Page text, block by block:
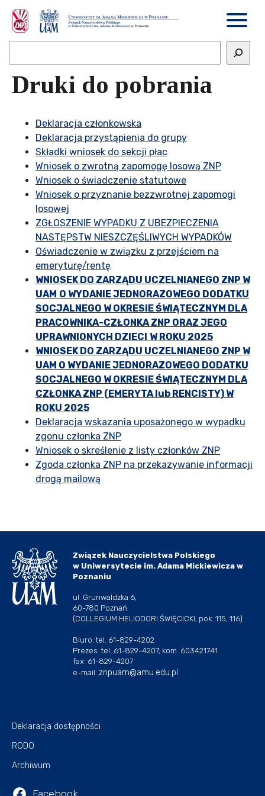
Druki do pobrania
Deklaracja członkowska
Deklaracja przystąpienia do grupy
Składki wniosek do sekcji płac
Wniosek o zwrotną zapomogę losową ZNP
Wniosek o świadczenie statutowe
Wniosek o przyznanie bezzwrotnej zapomogi
losowej
ZGŁOSZENIE WYPADKU Z UBEZPIECZENIA
NASTĘPSTW NIESZCZĘŚLIWYCH WYPADKÓW
Oświadczenie w związku z przejściem na
emeryturę/rentę
WNIOSEK DO ZARZĄDU UCZELNIANEGO ZNP W
UAM O WYDANIE JEDNORAZOWEGO DODATKU
SOCJALNEGO W OKRESIE ŚWIĄTECZNYM DLA
PRACOWNIKA-CZŁONKA ZNP ORAZ JEGO
UPRAWNIONYCH DZIECI W ROKU 2025
WNIOSEK DO ZARZĄDU UCZELNIANEGO ZNP W
UAM O WYDANIE JEDNORAZOWEGO DODATKU
SOCJALNEGO W OKRESIE ŚWIĄTECZNYM DLA
CZŁONKA ZNP (EMERYTA lub RENCISTY) W
ROKU 2025
Deklaracja wskazania uposażonego w wypadku
zgonu członka ZNP
Wniosek o skreślenie z listy członków ZNP
Zgoda członka ZNP na przekazywanie informacji
drogą mailową
Związek Nauczycielstwa Polskiego
w Uniwersytecie im. Adama Mickiewicza w
Poznaniu
ul. Grunwaldzka 6,
60-780 Poznań
(COLLEGIUM HELIODORI ŚWIĘCICKI, pok. 115, 116)
Biuro: tel. 61-829-4202
Prezes: tel. 61-829-4207, kom. 603421741
fax: 61-829-4207
e-mail: znpuam@amu.edu.pl
Deklaracja dostępności
RODO
Archiwum